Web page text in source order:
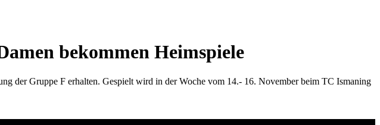
bekommen Heimspiele
der Gruppe F erhalten. Gespielt wird in der Woche vom 14.- 16. November beim TC Ismaning